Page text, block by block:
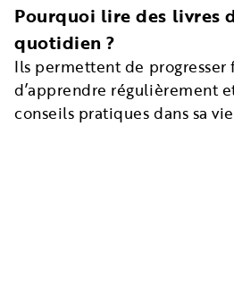
Pourquoi lire des livres
quotidien ?
Ils permettent de
d’apprendre régulièrement
conseils pratiques dans sa